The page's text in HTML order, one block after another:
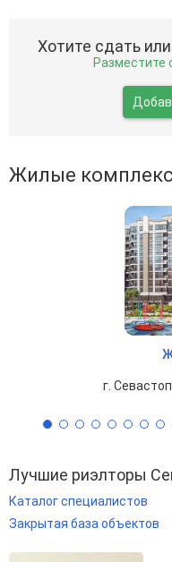
Хотите сдать
Разместите
Жилые
г.
Лучшие риэлторы
Каталог специалистов
Закрытая база объектов